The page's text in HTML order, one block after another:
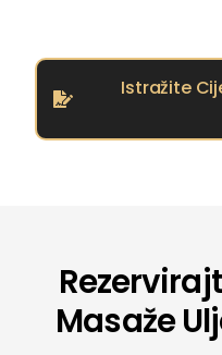
Istražite
Masaže